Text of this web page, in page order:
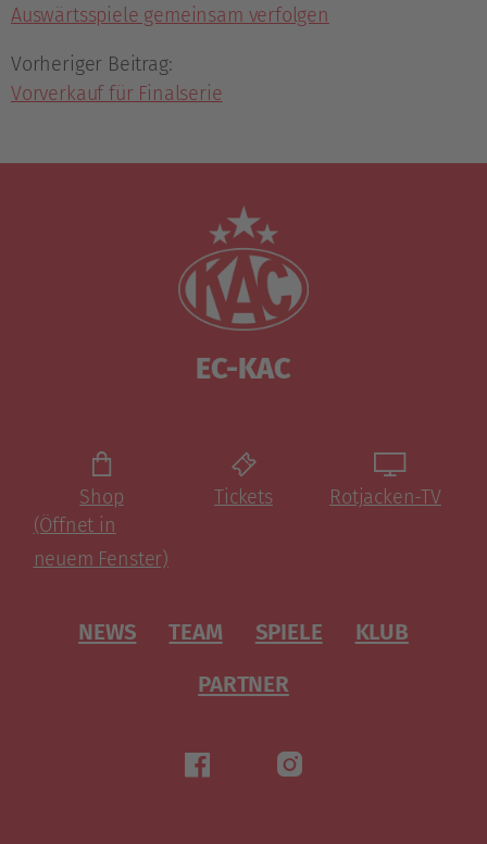
Auswärtsspiele gemeinsam verfolgen
Vorheriger Beitrag:
Vorverkauf für Finalserie
EC-KAC
Shop
(Öffnet in
neuem Fenster)
Tickets Rotjacken-TV
NEWS TEAM SPIELE
KLUB
PARTNER